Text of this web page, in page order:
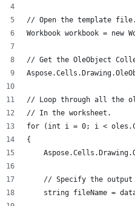
// Open the template file.
Workbook workbook =
// Get the OleObject
// Loop through all the
// In the worksheet.
for (int i = 0; i <
{
// Specify the output
string fileName =